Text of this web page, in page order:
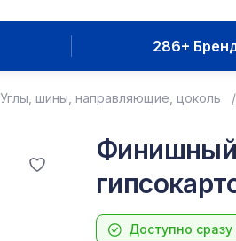
286+
Углы, шины, направляющие, цоколь
Доступно сразу